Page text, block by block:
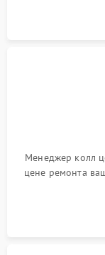
Менеджер колл
цене ремонта